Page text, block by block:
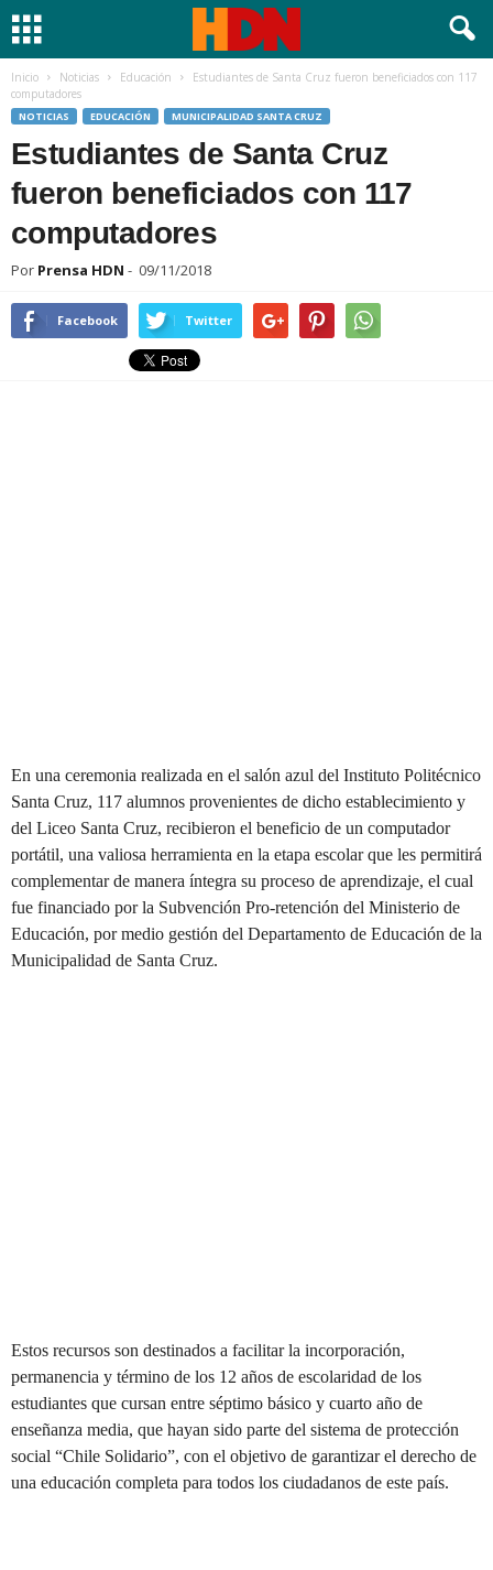
Inicio Noticias Educación
Estudiantes de Santa Cruz fueron beneficiados con 117
computadores
NOTICIAS EDUCACIÓN MUNICIPALIDAD SANTA CRUZ
Estudiantes de Santa Cruz
fueron beneficiados con 117
computadores
Por Prensa HDN - 09/11/2018
Facebook Twitter
En una ceremonia realizada en el salón azul del Instituto Politécnico
Santa Cruz, 117 alumnos provenientes de dicho establecimiento y
del Liceo Santa Cruz, recibieron el beneficio de un computador
portátil, una valiosa herramienta en la etapa escolar que les permitirá
complementar de manera íntegra su proceso de aprendizaje, el cual
fue financiado por la Subvención Pro-retención del Ministerio de
Educación, por medio gestión del Departamento de Educación de la
Municipalidad de Santa Cruz.
Estos recursos son destinados a facilitar la incorporación,
permanencia y término de los 12 años de escolaridad de los
estudiantes que cursan entre séptimo básico y cuarto año de
enseñanza media, que hayan sido parte del sistema de protección
social “Chile Solidario”, con el objetivo de garantizar el derecho de
una educación completa para todos los ciudadanos de este país.